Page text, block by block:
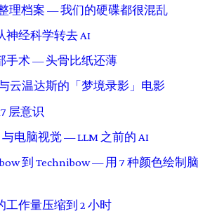
理档案 — 我们的硬碟都很混乱
神经科学转去 AI
手术 — 头骨比纸还薄
云温达斯的「梦境录影」电影
层意识
与电脑视觉 — LLM 之前的 AI
到 Technibow — 用 7 种颜色绘制脑
工作量压缩到 2 小时